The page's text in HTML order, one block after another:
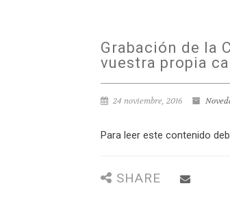
Grabación de la
vuestra propia
24 noviembre, 2016
Para leer este contenido
SHARE